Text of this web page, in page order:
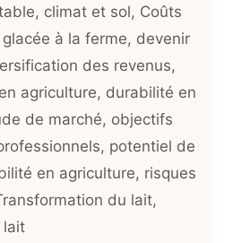
, climat et sol, Coûts
à la ferme, devenir
des revenus,
agriculture, durabilité en
de marché, objectifs
, potentiel de
en agriculture, risques
du lait,
lait